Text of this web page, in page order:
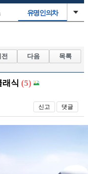
유명인의차
국내축구
전 다음 목록
래식 (5)
신고 댓글